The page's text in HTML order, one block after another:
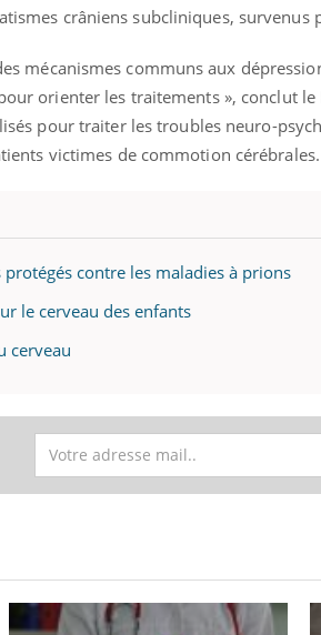
crâniens subcliniques, survenus
mécanismes communs aux
orienter les traitements », conclut
pour traiter les troubles neuro-
victimes de commotion cérébrales.
contre les maladies à prions
le cerveau des enfants
cerveau